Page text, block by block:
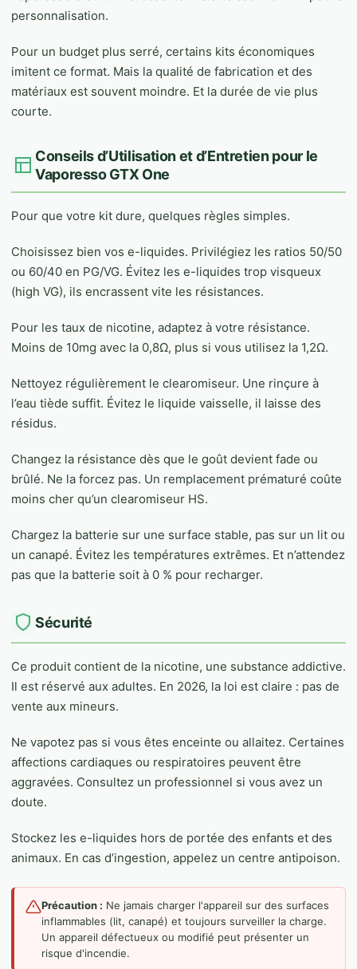
personnalisation.
Pour un budget plus serré, certains kits économiques
imitent ce format. Mais la qualité de fabrication et des
matériaux est souvent moindre. Et la durée de vie plus
courte.
Conseils d’Utilisation et d’Entretien pour le
Vaporesso GTX One
Pour que votre kit dure, quelques règles simples.
Choisissez bien vos e-liquides. Privilégiez les ratios 50/50
ou 60/40 en PG/VG. Évitez les e-liquides trop visqueux
(high VG), ils encrassent vite les résistances.
Pour les taux de nicotine, adaptez à votre résistance.
Moins de 10mg avec la 0,8Ω, plus si vous utilisez la 1,2Ω.
Nettoyez régulièrement le clearomiseur. Une rinçure à
l’eau tiède suffit. Évitez le liquide vaisselle, il laisse des
résidus.
Changez la résistance dès que le goût devient fade ou
brûlé. Ne la forcez pas. Un remplacement prématuré coûte
moins cher qu’un clearomiseur HS.
Chargez la batterie sur une surface stable, pas sur un lit ou
un canapé. Évitez les températures extrêmes. Et n’attendez
pas que la batterie soit à 0 % pour recharger.
Sécurité
Ce produit contient de la nicotine, une substance addictive.
Il est réservé aux adultes. En 2026, la loi est claire : pas de
vente aux mineurs.
Ne vapotez pas si vous êtes enceinte ou allaitez. Certaines
affections cardiaques ou respiratoires peuvent être
aggravées. Consultez un professionnel si vous avez un
doute.
Stockez les e-liquides hors de portée des enfants et des
animaux. En cas d’ingestion, appelez un centre antipoison.
Précaution : Ne jamais charger l'appareil sur des surfaces
inflammables (lit, canapé) et toujours surveiller la charge.
Un appareil défectueux ou modifié peut présenter un
risque d'incendie.